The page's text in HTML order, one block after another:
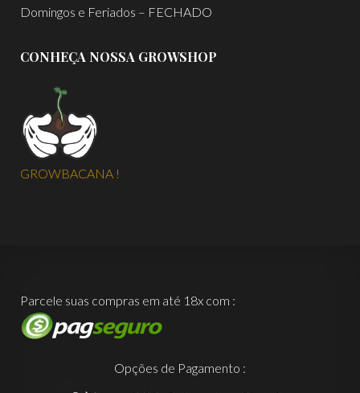
Domingos e Feriados – FECHADO
CONHEÇA NOSSA GROWSHOP
GROWBACANA !
Parcele suas compras em até 18x com :
Opções de Pagamento :